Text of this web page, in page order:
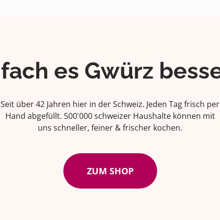
es Gwürz
Seit über 42 Jahren hier in der Schweiz. Jeden Tag frisch per
Hand abgefüllt. 500'000 schweizer Haushalte können mit
uns schneller, feiner & frischer kochen.
ZUM SHOP